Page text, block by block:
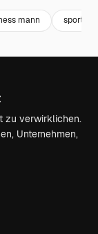
mann sportler
zu verwirklichen.
Unternehmen,